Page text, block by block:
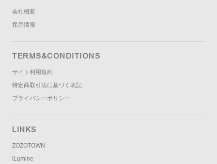
会社概要
採用情報
TERMS&CONDITIONS
サイト利用規約
特定商取引法に基づく表記
プライバシーポリシー
LINKS
ZOZOTOWN
iLumine